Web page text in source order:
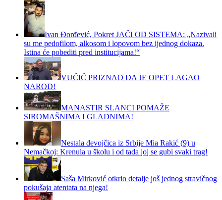
Ivan Đorđević, Pokret JAČI OD SISTEMA: „Nazivali
su me pedofilom, alkosom i lopovom bez ijednog dokaza.
Istina će pobediti pred institucijama!“
VUČIČ PRIZNAO DA JE OPET LAGAO
NAROD!
MANASTIR SLANCI POMAŽE
SIROMAŠNIMA I GLADNIMA!
Nestala devojčica iz Srbije Mia Rakić (9) u
Nemačkoj: Krenula u školu i od tada joj se gubi svaki trag!
Saša Mirković otkrio detalje još jednog stravičnog
pokušaja atentata na njega!